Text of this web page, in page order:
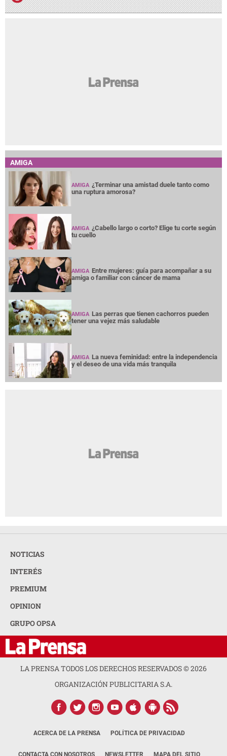
AMIGA
AMIGA ¿Terminar una amistad duele tanto como
una ruptura amorosa?
AMIGA ¿Cabello largo o corto? Elige tu corte según
tu cuello
AMIGA Entre mujeres: guía para acompañar a su
amiga o familiar con cáncer de mama
AMIGA Las perras que tienen cachorros pueden
tener una vejez más saludable
AMIGA La nueva feminidad: entre la independencia
y el deseo de una vida más tranquila
NOTICIAS
INTERÉS
PREMIUM
OPINION
GRUPO OPSA
LA PRENSA TODOS LOS DERECHOS RESERVADOS ©2026
ORGANIZACIÓN PUBLICITARIA S.A.
ACERCA DE LA PRENSA POLÍTICA DE PRIVACIDAD